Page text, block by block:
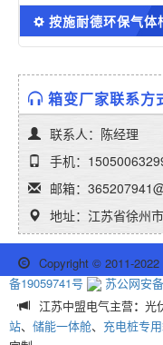
按施耐德环保气体
箱变厂家联系方
联系人：陈经理
手机：
邮箱：
地址：江苏省徐州
Copyright © 2011-
备19059741号
苏公网安
江苏中盟电气主营： 光
站、 储能一体舱、 充电桩专